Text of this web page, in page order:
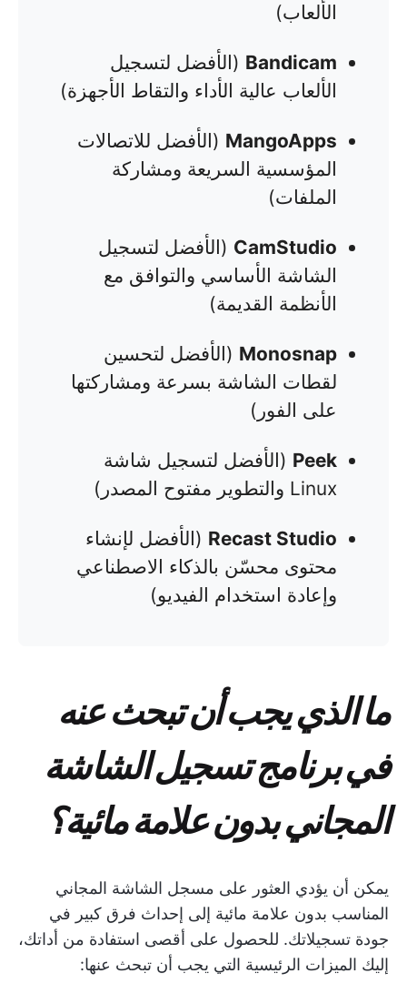
الألعاب)
Bandicam (الأفضل لتسجيل
الألعاب عالية الأداء والتقاط الأجهزة)
MangoApps (الأفضل للاتصالات
المؤسسية السريعة ومشاركة
الملفات)
CamStudio (الأفضل لتسجيل
الشاشة الأساسي والتوافق مع
الأنظمة القديمة)
Monosnap (الأفضل لتحسين
لقطات الشاشة بسرعة ومشاركتها
على الفور)
Peek (الأفضل لتسجيل شاشة
Linux والتطوير مفتوح المصدر)
Recast Studio (الأفضل لإنشاء
محتوى محسّن بالذكاء الاصطناعي
وإعادة استخدام الفيديو)
ما الذي يجب أن تبحث عنه
في برنامج تسجيل الشاشة
المجاني بدون علامة مائية؟
يمكن أن يؤدي العثور على مسجل الشاشة المجاني
المناسب بدون علامة مائية إلى إحداث فرق كبير في
جودة تسجيلاتك. للحصول على أقصى استفادة من أداتك،
إليك الميزات الرئيسية التي يجب أن تبحث عنها: